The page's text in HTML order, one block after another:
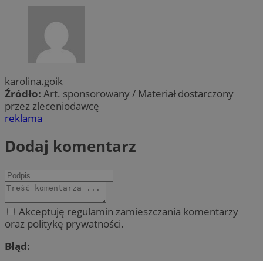
karolina.goik
Źródło: Art. sponsorowany / Materiał dostarczony
przez zleceniodawcę
reklama
Dodaj komentarz
Akceptuję regulamin zamieszczania komentarzy
oraz politykę prywatności.
Błąd: